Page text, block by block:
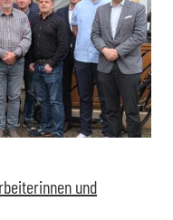
und